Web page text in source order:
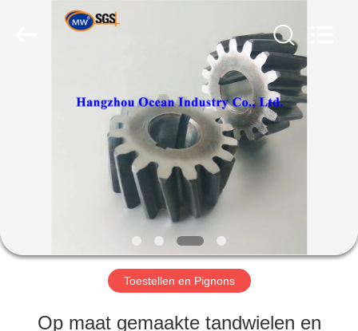
PRODUCTEN
ONGEVEER
ONS
FABRIEKSREIS
Toestellen en Pignons
Op maat gemaakte tandwielen en